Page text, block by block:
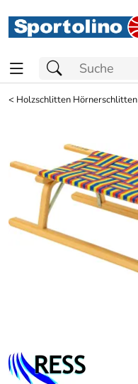
< Holzschlitten Hörnerschlitten